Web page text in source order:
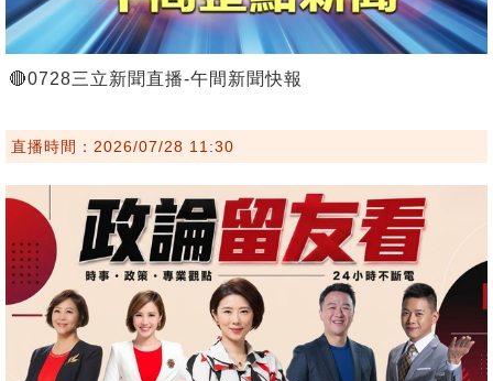
🔴0728三立新聞直播-午間新聞快報
直播時間：2026/07/28 11:30